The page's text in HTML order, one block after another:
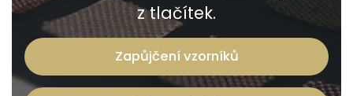
z tlačítek.
Zapůjčení vzorníků